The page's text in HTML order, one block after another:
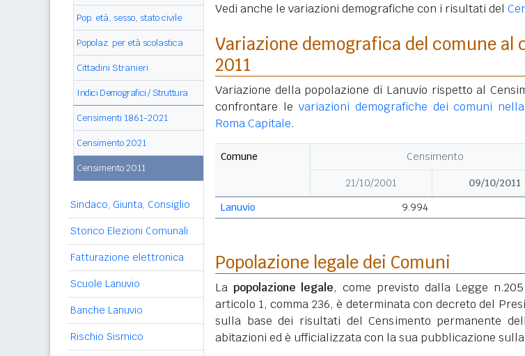
Pop. età, sesso, stato civile
Popolaz. per età scolastica
Cittadini Stranieri
Indici Demografici / Struttura
Censimenti 1861-2021
Censimento 2021
Censimento 2011
Sindaco, Giunta, Consiglio
Storico Elezioni Comunali
Fatturazione elettronica
Scuole Lanuvio
Banche Lanuvio
Rischio Sismico
Vedi anche le variazioni demografiche con i risultati del
Variazione demografica del comune al
2011
Variazione della popolazione di Lanuvio rispetto al
confrontare le variazioni demografiche dei comuni
Roma Capitale.
Comune Censimento
21/10/2001
09/10/2011
Lanuvio
9.994
Popolazione legale dei Comuni
La popolazione legale, come previsto dalla Legge
articolo 1, comma 236, è determinata con decreto del
sulla base dei risultati del Censimento permanente
abitazioni ed è ufficializzata con la sua pubblicazione sulla